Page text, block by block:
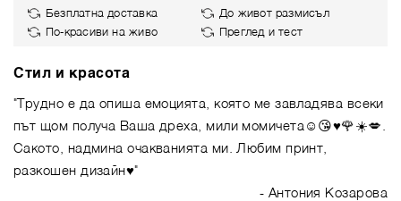
Безплатна доставка
До живот размисъл
По-красиви на живо
Преглед и тест
Стил и красота
"Трудно е да опиша емоцията, която ме завладява всеки
път щом получа Ваша дреха, мили момичета☺️😘♥️🌹☀️💋.
Сакото, надмина очакванията ми. Любим принт,
разкошен дизайн♥️"
- Антония Козарова